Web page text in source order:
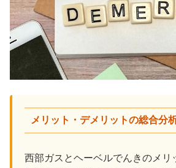
メリット・デメリットの総合分
西部ガスとヘーベルでんきのメリ